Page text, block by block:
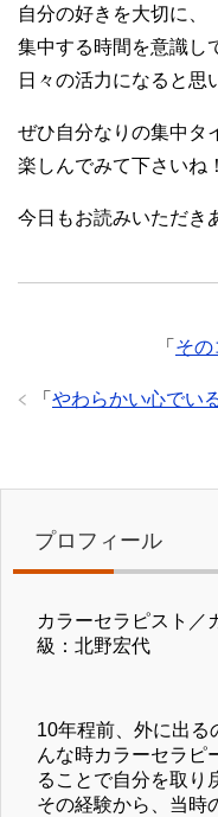
自分の好きを大切に、
集中する時間を意識し
日々の活力になると思
ぜひ自分なりの集中タ
楽しんでみて下さいね！
今日もお読みいただき
「 その
「 やわらかい心でい
プロフィール
カラーセラピスト／
級：北野宏代
10年程前、外に出る
んな時カラーセラピ
ることで自分を取り
その経験から、当時